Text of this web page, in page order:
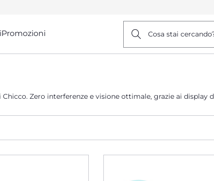
Promozioni Cosa stai
Zero interferenze e visione ottimale, grazie ai display